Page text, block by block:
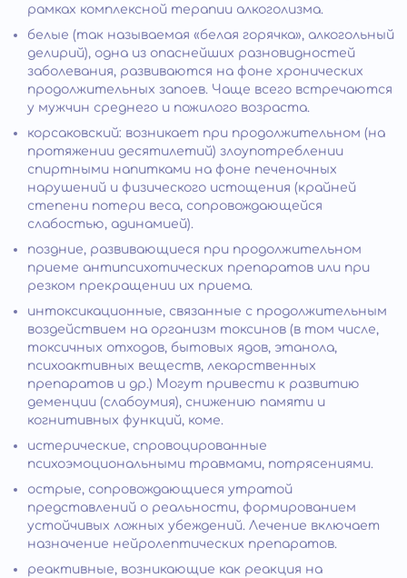
рамках комплексной терапии алкоголизма.
белые (так называемая «белая горячка», алкогольный
делирий), одна из опаснейших разновидностей
заболевания, развиваются на фоне хронических
продолжительных запоев. Чаще всего встречаются
у мужчин среднего и пожилого возраста.
корсаковский: возникает при продолжительном (на
протяжении десятилетий) злоупотреблении
спиртными напитками на фоне печеночных
нарушений и физического истощения (крайней
степени потери веса, сопровождающейся
слабостью, адинамией).
поздние, развивающиеся при продолжительном
приеме антипсихотических препаратов или при
резком прекращении их приема.
интоксикационные, связанные с продолжительным
воздействием на организм токсинов (в том числе,
токсичных отходов, бытовых ядов, этанола,
психоактивных веществ, лекарственных
препаратов и др.) Могут привести к развитию
деменции (слабоумия), снижению памяти и
когнитивных функций, коме.
истерические, спровоцированные
психоэмоциональными травмами, потрясениями.
острые, сопровождающиеся утратой
представлений о реальности, формированием
устойчивых ложных убеждений. Лечение включает
назначение нейролептических препаратов.
реактивные, возникающие как реакция на